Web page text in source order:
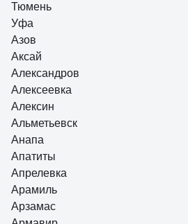
Тюмень
Уфа
Азов
Аксай
Александров
Алексеевка
Алексин
Альметьевск
Анапа
Апатиты
Апрелевка
Арамиль
Арзамас